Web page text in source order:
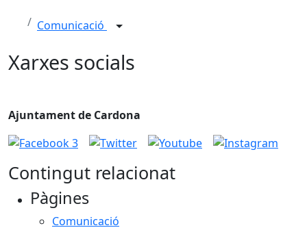
Comunicació
Xarxes socials
Ajuntament de Cardona
Contingut relacionat
Pàgines
Comunicació